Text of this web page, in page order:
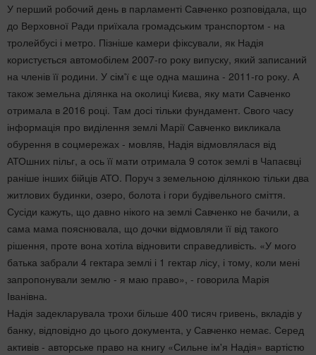
У перший робочий день в парламенті Савченко розповідала, що
до Верховної Ради приїхала громадським транспортом - на
тролейбусі і метро. Пізніше камери фіксували, як Надія
користується автомобілем 2007-го року випуску, який записаний
на членів її родини. У сім'ї є ще одна машина - 2011-го року. А
також земельна ділянка на околиці Києва, яку мати Савченко
отримала в 2016 році. Там досі тільки фундамент. Свого часу
інформація про виділення землі Марії Савченко викликала
обурення в соцмережах - мовляв, Надія відмовлялася від
АТОшних пільг, а ось її мати отримала 9 соток землі в Чапаєвці
раніше інших бійців АТО. Поруч з земельною ділянкою тільки два
житлових будинки, озеро, болота і гори будівельного сміття.
Сусіди кажуть, що давно нікого на землі Савченко не бачили, а
сама мама пояснювала, що дочки відмовляли її від такого
рішення, проте вона хотіла відновити справедливість. «У мого
батька забрали 4 гектара землі і 1 гектар лісу, і тому, коли мені
запропонували землю - я маю право», - говорила Марія
Іванівна.
Надія задекларувала трохи більше 400 тисяч гривень, вкладів у
банку, відповідно до цього документа, у Савченко немає. Серед
активів - авторське право на книгу «Сильне ім'я Надія» вартістю